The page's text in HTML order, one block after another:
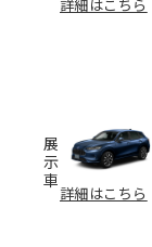
詳細はこちら
展
示
車
詳細はこちら